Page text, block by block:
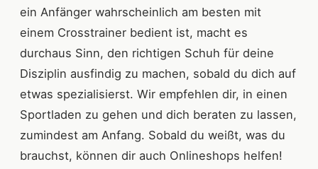
ein Anfänger wahrscheinlich am besten mit
einem Crosstrainer bedient ist, macht es
durchaus Sinn, den richtigen Schuh für deine
Disziplin ausfindig zu machen, sobald du dich auf
etwas spezialisierst. Wir empfehlen dir, in einen
Sportladen zu gehen und dich beraten zu lassen,
zumindest am Anfang. Sobald du weißt, was du
brauchst, können dir auch Onlineshops helfen!